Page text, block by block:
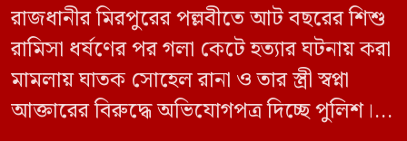
রাজধানীর মিরপুরের পল্লবীতে আট বছরের শিশু
রামিসা ধর্ষণের পর গলা কেটে হত্যার ঘটনায় করা
মামলায় ঘাতক সোহেল রানা ও তার স্ত্রী স্বপ্না
আক্তারের বিরুদ্ধে অভিযোগপত্র দিচ্ছে পুলিশ।